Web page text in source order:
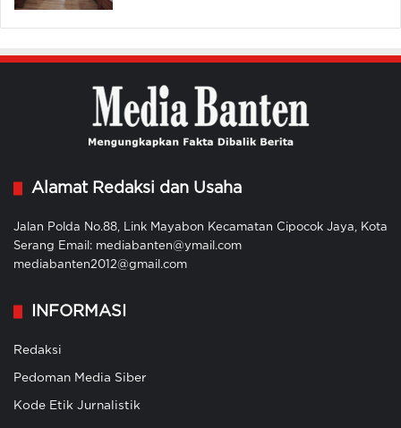
Alamat Redaksi dan Usaha
Jalan Polda No.88, Link Mayabon Kecamatan Cipocok Jaya, Kota
Serang Email: mediabanten@ymail.com
mediabanten2012@gmail.com
INFORMASI
Redaksi
Pedoman Media Siber
Kode Etik Jurnalistik